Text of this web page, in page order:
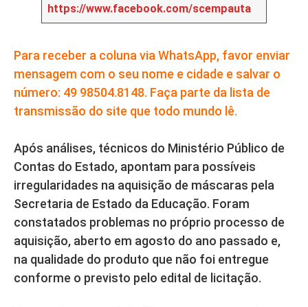
https://www.facebook.com/scempauta
Para receber a coluna via WhatsApp, favor enviar
mensagem com o seu nome e cidade e salvar o
número: 49 98504.8148. Faça parte da lista de
transmissão do site que todo mundo lê.
Após análises, técnicos do Ministério Público de
Contas do Estado, apontam para possíveis
irregularidades na aquisição de máscaras pela
Secretaria de Estado da Educação. Foram
constatados problemas no próprio processo de
aquisição, aberto em agosto do ano passado e,
na qualidade do produto que não foi entregue
conforme o previsto pelo edital de licitação.